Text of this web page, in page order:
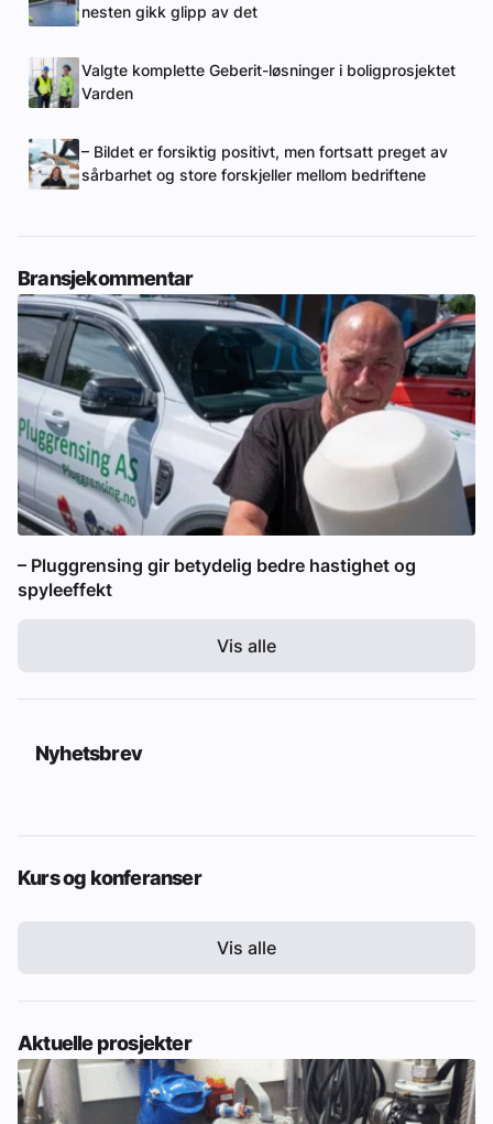
nesten gikk glipp av det
Valgte komplette Geberit-løsninger i boligprosjektet
Varden
– Bildet er forsiktig positivt, men fortsatt preget av
sårbarhet og store forskjeller mellom bedriftene
Bransjekommentar
– Pluggrensing gir betydelig bedre hastighet og
spyleeffekt
Vis alle
Nyhetsbrev
Kurs og konferanser
Vis alle
Aktuelle prosjekter